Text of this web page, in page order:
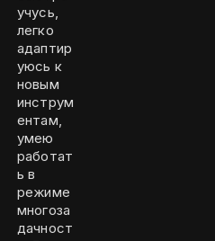
учусь,
легко
адаптир
уюсь к
новым
инструм
ентам,
умею
работат
ь в
режиме
многоза
дачност